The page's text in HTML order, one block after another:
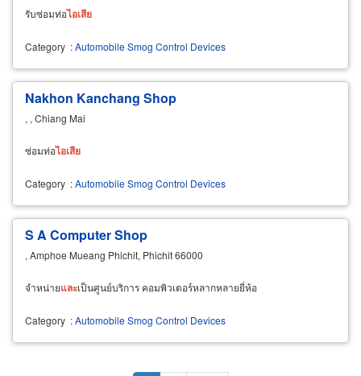
รับซ่อมท่อไอเสีย
Category :Automobile Smog Control Devices
Nakhon Kanchang Shop
, , Chiang Mai
ซ่อมท่อไอเสีย
Category :Automobile Smog Control Devices
S A Computer Shop
, Amphoe Mueang Phichit, Phichit 66000
จำหน่ายและเป็นศูนย์บริการ คอมพิวเตอร์หลากหลายยี่ห้อ
Category :Automobile Smog Control Devices